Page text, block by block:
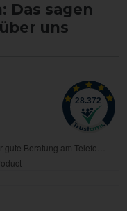
Das sagen
uns